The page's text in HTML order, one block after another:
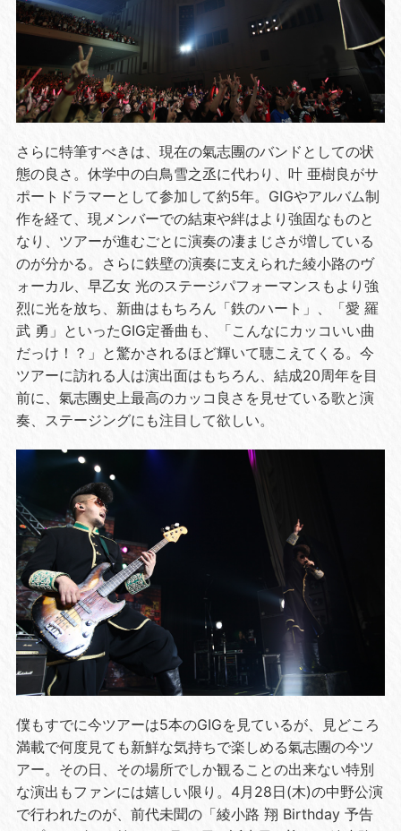
さらに特筆すべきは、現在の氣志團のバンドとしての状
態の良さ。休学中の白鳥雪之丞に代わり、叶 亜樹良がサ
ポートドラマーとして参加して約5年。GIGやアルバム制
作を経て、現メンバーでの結束や絆はより強固なものと
なり、ツアーが進むごとに演奏の凄まじさが増している
のが分かる。さらに鉄壁の演奏に支えられた綾小路のヴ
ォーカル、早乙女 光のステージパフォーマンスもより強
烈に光を放ち、新曲はもちろん「鉄のハート」、「愛 羅
武 勇」といったGIG定番曲も、「こんなにカッコいい曲
だっけ！？」と驚かされるほど輝いて聴こえてくる。今
ツアーに訪れる人は演出面はもちろん、結成20周年を目
前に、氣志團史上最高のカッコ良さを見せている歌と演
奏、ステージングにも注目して欲しい。
僕もすでに今ツアーは5本のGIGを見ているが、見どころ
満載で何度見ても新鮮な気持ちで楽しめる氣志團の今ツ
アー。その日、その場所でしか観ることの出来ない特別
な演出もファンには嬉しい限り。4月28日(木)の中野公演
で行われたのが、前代未聞の「綾小路 翔 Birthday 予告